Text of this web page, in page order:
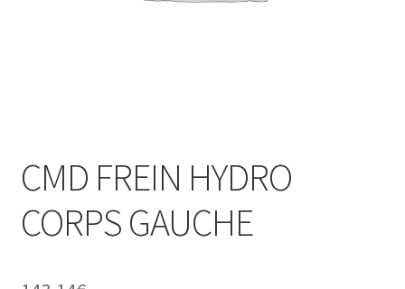
CMD FREIN HYDRO
CORPS GAUCHE